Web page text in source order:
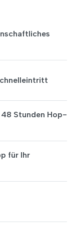
Stunden Hop-
für Ihr